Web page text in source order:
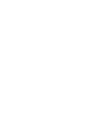
Контакты между
надежными.